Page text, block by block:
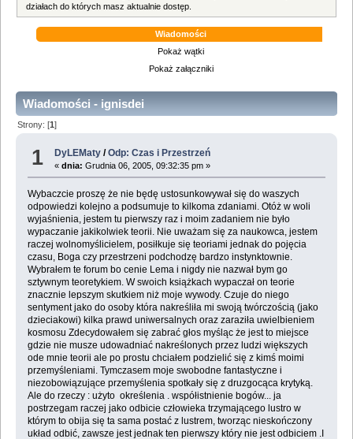
działach do których masz aktualnie dostęp.
Wiadomości
Pokaż wątki
Pokaż załączniki
Wiadomości - ignisdei
Strony: [1]
1 DyLEMaty /Odp: Czas i Przestrzeń
«dnia: Grudnia 06, 2005, 09:32:35 pm »
Wybaczcie proszę że nie będę ustosunkowywał się do waszych
odpowiedzi kolejno a podsumuje to kilkoma zdaniami. Otóż w woli
wyjaśnienia, jestem tu pierwszy raz i moim zadaniem nie było
wypaczanie jakikolwiek teorii. Nie uważam się za naukowca, jestem
raczej wolnomyślicielem, posiłkuje się teoriami jednak do pojęcia
czasu, Boga czy przestrzeni podchodzę bardzo instynktownie.
Wybrałem te forum bo cenie Lema i nigdy nie nazwał bym go
sztywnym teoretykiem. W swoich książkach wypaczał on teorie
znacznie lepszym skutkiem niż moje wywody. Czuje do niego
sentyment jako do osoby która nakreśliła mi swoją twórczością (jako
dzieciakowi) kilka prawd uniwersalnych oraz zaraziła uwielbieniem
kosmosu Zdecydowałem się zabrać głos myśląc że jest to miejsce
gdzie nie musze udowadniać nakreślonych przez ludzi większych
ode mnie teorii ale po prostu chciałem podzielić się z kimś moimi
przemyśleniami. Tymczasem moje swobodne fantastyczne i
niezobowiązujące przemyślenia spotkały się z druzgocąca krytyką.
Ale do rzeczy : użyto określenia . współistnienie bogów... ja
postrzegam raczej jako odbicie człowieka trzymającego lustro w
którym to obija się ta sama postać z lustrem, tworząc nieskończony
układ odbić, zawsze jest jednak ten pierwszy który nie jest odbiciem .I